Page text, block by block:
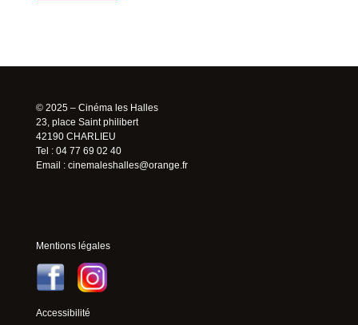
© 2025 – Cinéma les Halles
23, place Saint philibert
42190 CHARLIEU
Tel : 04 77 69 02 40
Email : cinemaleshalles@orange.fr
Mentions légales
Accessibilité